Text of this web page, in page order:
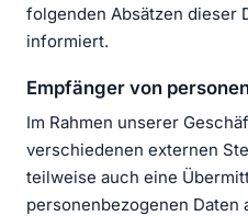
folgenden Absätzen dieser
informiert.
Empfänger von
Im Rahmen unserer
verschiedenen externen
teilweise auch eine
personenbezogenen Daten